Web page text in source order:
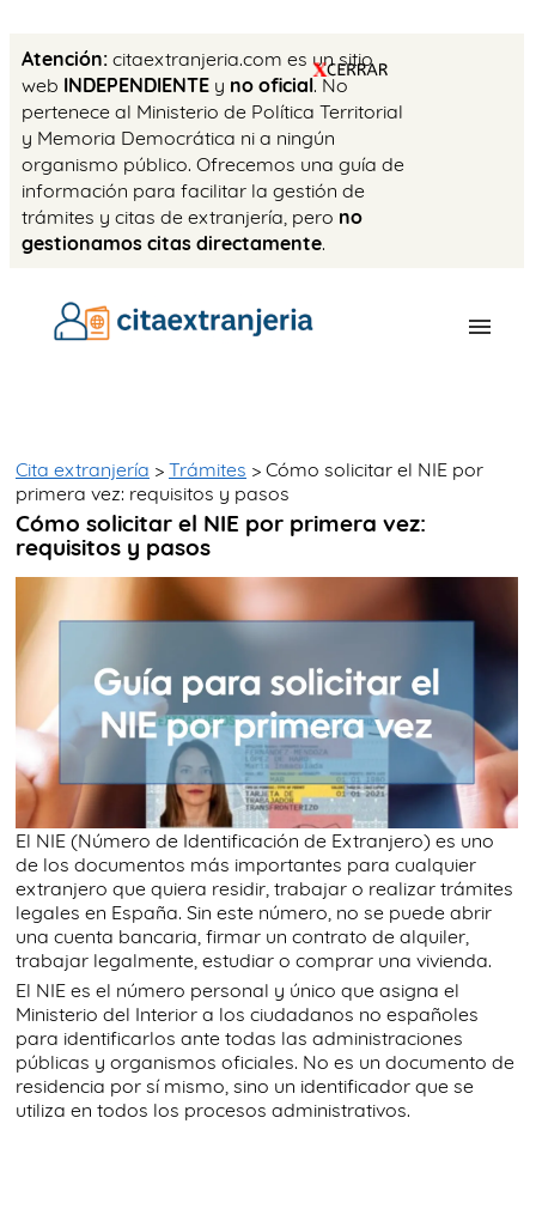
Atención: citaextranjeria.com es un sitio
web INDEPENDIENTE y no oficial. No
pertenece al Ministerio de Política Territorial
y Memoria Democrática ni a ningún
organismo público. Ofrecemos una guía de
información para facilitar la gestión de
trámites y citas de extranjería, pero no
gestionamos citas directamente.
TASAS
TRÁMITES
OK
Cita extranjería > Trámites > Cómo solicitar el NIE por
primera vez: requisitos y pasos
Cómo solicitar el NIE por primera vez:
requisitos y pasos
El NIE (Número de Identificación de Extranjero) es uno
de los documentos más importantes para cualquier
extranjero que quiera residir, trabajar o realizar trámites
legales en España. Sin este número, no se puede abrir
una cuenta bancaria, firmar un contrato de alquiler,
trabajar legalmente, estudiar o comprar una vivienda.
El NIE es el número personal y único que asigna el
Ministerio del Interior a los ciudadanos no españoles
para identificarlos ante todas las administraciones
públicas y organismos oficiales. No es un documento de
residencia por sí mismo, sino un identificador que se
utiliza en todos los procesos administrativos.